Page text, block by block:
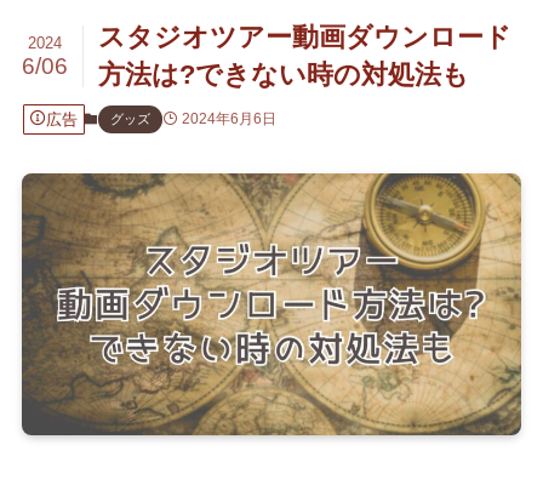
スタジオツアー動画ダウンロード
方法は?できない時の対処法も
2024
6/06
広告 グッズ 2024年6月6日